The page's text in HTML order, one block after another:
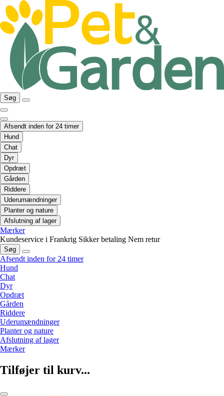
Søg
Afsendt inden for 24 timer
Hund
Chat
Dyr
Opdræt
Gården
Riddere
Uderumændninger
Planter og nature
Afslutning af lager
Mærker
Kundeservice i Frankrig Sikker betaling Nem retur
Søg
Afsendt inden for 24 timer
Hund
Chat
Dyr
Opdræt
Gården
Riddere
Uderumændninger
Planter og nature
Afslutning af lager
Mærker
Tilføjer til kurv...